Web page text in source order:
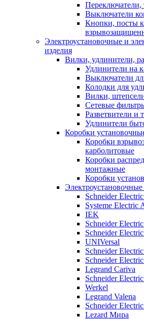
Переключатели,
Выключатели
Кнопки, посты
Электроустановочные и
изделия
Вилки, удлинители,
Удлинители на
Выключатели
Колодки для
Вилки,
Сетевые
Разветвители и
Удлинители
Коробки
Коробки
карболитовые
Коробки
монтажные
Коробки
Электроустановочные
Schneider
Systeme Electric
IEK
Schneider
Schneider
UNIVersal
Schneider
Schneider
Legrand Cariva
Schneider
Werkel
Legrand Valena
Schneider
Lezard Мира